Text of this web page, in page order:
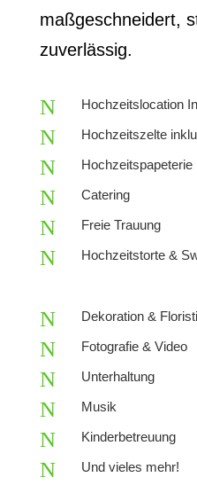
maßgeschneidert,
zuverlässig.
N Hochzeitslocation
N Hochzeitszelte
N Hochzeitspapeterie
N Catering
N Freie Trauung
N Hochzeitstorte &
N Dekoration &
N Fotografie & Video
N Unterhaltung
N Musik
N Kinderbetreuung
N Und vieles mehr!